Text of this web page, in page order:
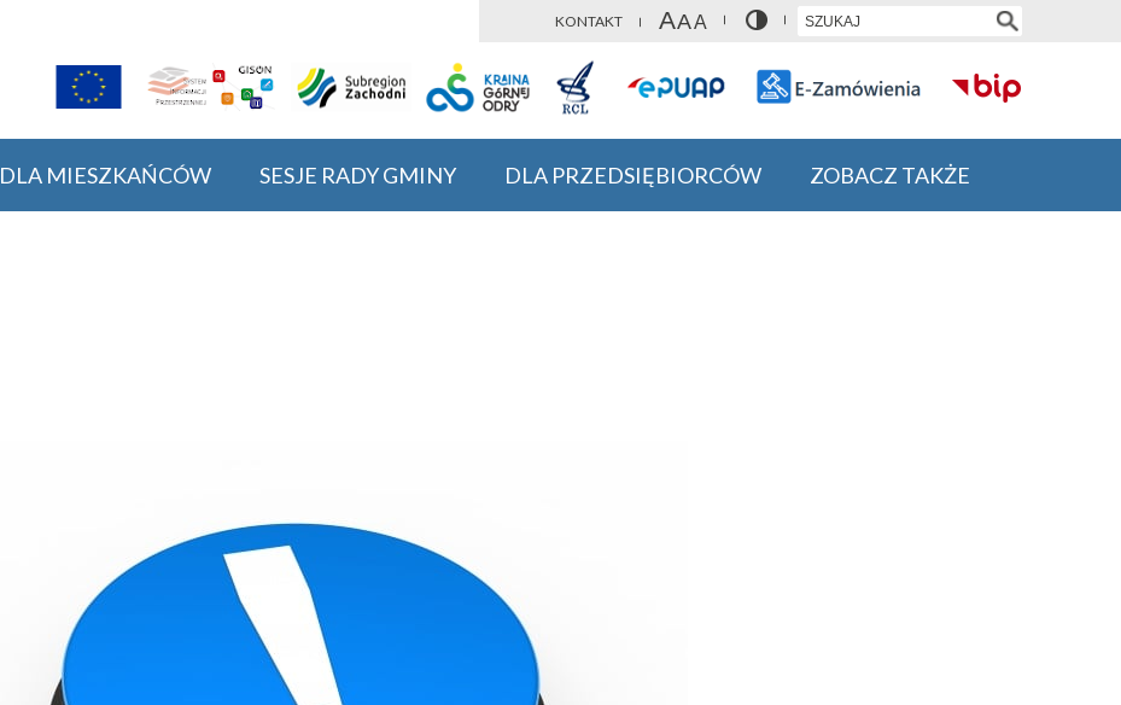
KONTAKT
DLA MIESZKAŃCÓW SESJE RADY GMINY DLA PRZEDSIĘBIORCÓW ZOBACZ TAKŻE